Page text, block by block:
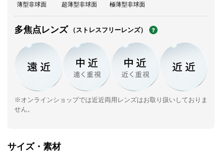
薄型非球面 超薄型非球面 極薄型非球面
多焦点レンズ （ストレスフリーレンズ）
※オンラインショップでは近近両用レンズはお取り扱いしておりま
せん。
サイズ・素材